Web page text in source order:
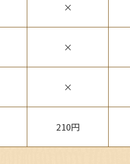
×
×
×
210円